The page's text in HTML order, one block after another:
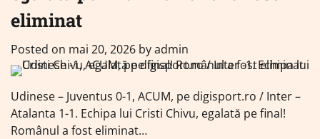
eliminat
Posted on mai 20, 2026 byadmin
Udinese – Juventus 0-1, ACUM, pe digisport.ro / Inter –
Atalanta 1-1. Echipa lui Cristi Chivu, egalată pe final!
Românul a fost eliminat…